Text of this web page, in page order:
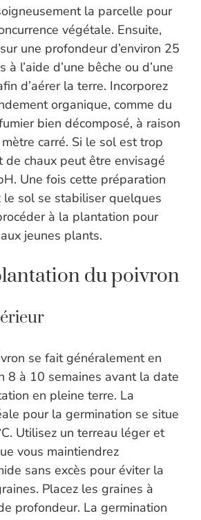
la parcelle pour
végétale. Ensuite,
une profondeur d’environ 25
l’aide d’une bêche ou d’une
d’aérer la terre. Incorporez
organique, comme du
bien décomposé, à raison
carré. Si le sol est trop
de chaux peut être envisagé
Une fois cette préparation
le sol se stabiliser quelques
à la plantation pour
jeunes plants.
du poivron
se fait généralement en
8 à 10 semaines avant la date
en pleine terre. La
pour la germination se situe
Utilisez un terreau léger et
vous maintiendrez
sans excès pour éviter la
Placez les graines à
profondeur. La germination